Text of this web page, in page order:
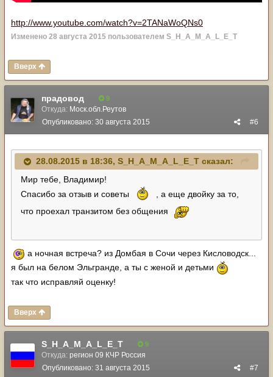
http://www.youtube.com/watch?v=2TANaWoQNs0
Изменено 28 августа 2015 пользователем S_H_A_M_A_L_E_T
Вверх
прадовод 9
Откуда: Моск.обл.Реутов
#6
Опубликовано: 30 августа 2015
28.08.2015 в 18:36, S_H_A_M_A_L_E_T сказал:
Мир тебе, Владимир!
Спасибо за отзыв и советы
, а еще двойку за то,
что проехал транзитом без общения
а ночная встреча? из Домбая в Сочи через Кисловодск...
я был на белом Эльгранде, а ты с женой и детьми
так что исправляй оценку!
Вверх
S_H_A_M_A_L_E_T 9
Откуда: регион 09 КЧР Россия
#7
Опубликовано: 31 августа 2015